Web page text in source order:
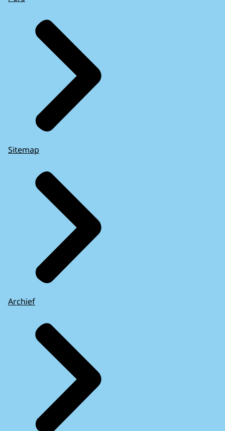
Sitemap
Archief